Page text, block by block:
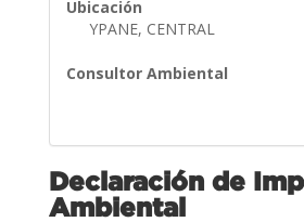
Ubicación
YPANE, CENTRAL
Consultor Ambiental
Declaración de
Ambiental